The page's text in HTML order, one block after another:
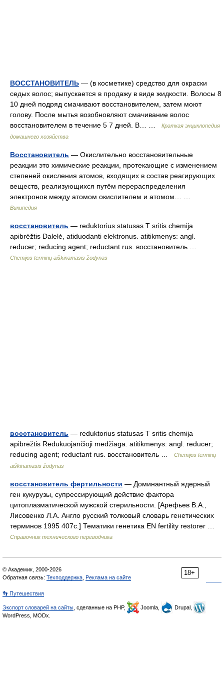
ВОССТАНОВИТЕЛЬ — (в косметике) средство для окраски
седых волос; выпускается в продажу в виде жидкости. Волосы 8
10 дней подряд смачивают восстановителем, затем моют
голову. После мытья возобновляют смачивание волос
восстановителем в течение 5 7 дней. В… …
Краткая энциклопедия
домашнего хозяйства
Восстановитель — Окислительно восстановительные
реакции это химические реакции, протекающие с изменением
степеней окисления атомов, входящих в состав реагирующих
веществ, реализующихся путём перераспределения
электронов между атомом окислителем и атомом… …
Википедия
восстановитель — reduktorius statusas T sritis chemija
apibrėžtis Dalelė, atiduodanti elektronus. atitikmenys: angl.
reducer; reducing agent; reductant rus. восстановитель …
Chemijos terminų aiškinamasis žodynas
восстановитель — reduktorius statusas T sritis chemija
apibrėžtis Redukuojančioji medžiaga. atitikmenys: angl. reducer;
reducing agent; reductant rus. восстановитель …
Chemijos terminų
aiškinamasis žodynas
восстановитель фертильности — Доминантный ядерный
ген кукурузы, супрессирующий действие фактора
цитоплазматической мужской стерильности. [Арефьев В.А.,
Лисовенко Л.А. Англо русский толковый словарь генетических
терминов 1995 407с.] Тематики генетика EN fertility restorer …
Справочник технического переводчика
18+
© Академик, 2000-2026
Обратная связь: Техподдержка Реклама на сайте
👣 Путешествия
Экспорт словарей на сайты , сделанные на PHP, Joomla,
Drupal,
WordPress, MODx.